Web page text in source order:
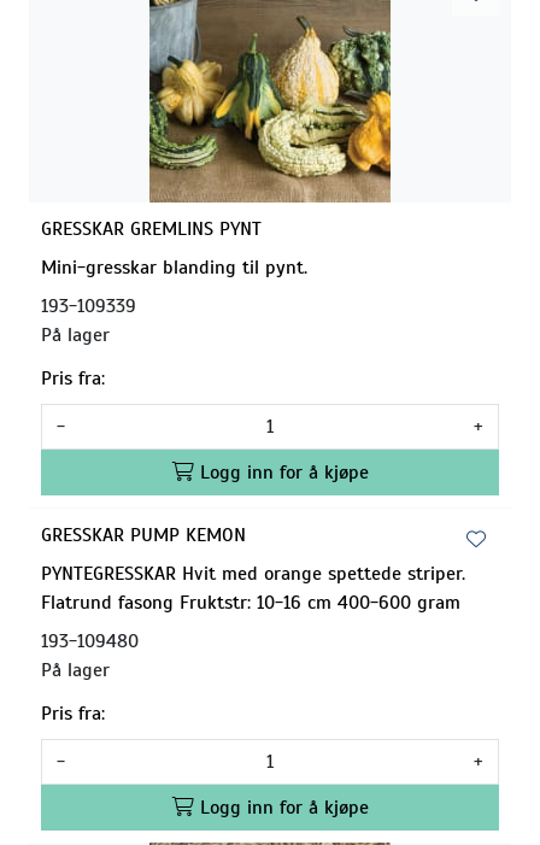
GRESSKAR GREMLINS PYNT
Mini-gresskar blanding til pynt.
193-109339
På lager
Pris fra:
-
+
Logg inn for å kjøpe
GRESSKAR PUMP KEMON
PYNTEGRESSKAR Hvit med orange spettede striper.
Flatrund fasong Fruktstr: 10-16 cm 400-600 gram
193-109480
På lager
Pris fra:
-
+
Logg inn for å kjøpe